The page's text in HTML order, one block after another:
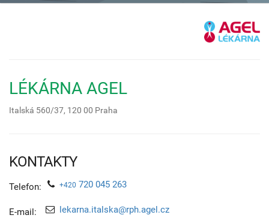
LÉKÁRNA AGEL
Italská 560/37, 120 00 Praha
KONTAKTY
Telefon: +420 720 045 263
E-mail: lekarna.italska@rph.agel.cz